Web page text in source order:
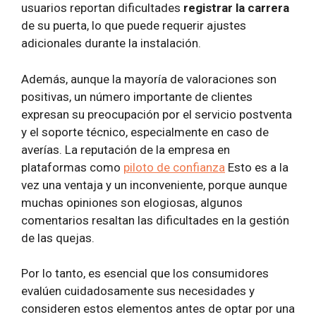
usuarios reportan dificultades registrar la carrera
de su puerta, lo que puede requerir ajustes
adicionales durante la instalación.
Además, aunque la mayoría de valoraciones son
positivas, un número importante de clientes
expresan su preocupación por el servicio postventa
y el soporte técnico, especialmente en caso de
averías. La reputación de la empresa en
plataformas como piloto de confianza Esto es a la
vez una ventaja y un inconveniente, porque aunque
muchas opiniones son elogiosas, algunos
comentarios resaltan las dificultades en la gestión
de las quejas.
Por lo tanto, es esencial que los consumidores
evalúen cuidadosamente sus necesidades y
consideren estos elementos antes de optar por una